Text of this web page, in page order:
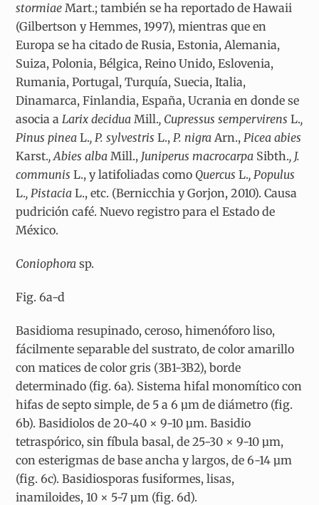
stormiaeMart.; también se ha reportado de Hawaii
(Gilbertson y Hemmes, 1997), mientras que en
Europa se ha citado de Rusia, Estonia, Alemania,
Suiza, Polonia, Bélgica, Reino Unido, Eslovenia,
Rumania, Portugal, Turquía, Suecia, Italia,
Dinamarca, Finlandia, España, Ucrania en donde se
asocia aLarix deciduaMill., Cupressus sempervirensL.,
Pinus pineaL., P. sylvestrisL., P. nigraArn., Picea abies
Karst., Abies albaMill., Juniperus macrocarpa Sibth., J.
communisL., y latifoliadas como QuercusL., Populus
L., PistaciaL., etc. (Bernicchia y Gorjon, 2010). Causa
pudrición café. Nuevo registro para el Estado de
México.
Coniophorasp.
Fig. 6a-d
Basidioma resupinado, ceroso, himenóforo liso,
fácilmente separable del sustrato, de color amarillo
con matices de color gris (3B1-3B2), borde
determinado (fig. 6a). Sistema hifal monomítico con
hifas de septo simple, de 5 a 6 µm de diámetro (fig.
6b). Basidiolos de 20-40 × 9-10 µm. Basidio
tetraspórico, sin fíbula basal, de 25-30 × 9-10 µm,
con esterigmas de base ancha y largos, de 6-14 µm
(fig. 6c). Basidiosporas fusiformes, lisas,
inamiloides, 10 × 5-7 µm (fig. 6d).